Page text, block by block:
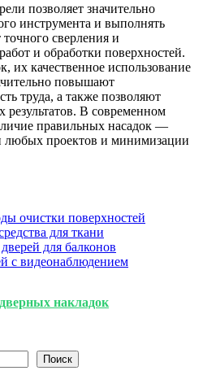
позволяет значительно
инструмента и выполнять
сверления и
и обработки поверхностей.
их качественное использование
повышают
труда, а также позволяют
результатов. В современном
правильных насадок —
любых проектов и минимизации
очистки поверхностей
для ткани
для балконов
с видеонаблюдением
накладок
Поиск